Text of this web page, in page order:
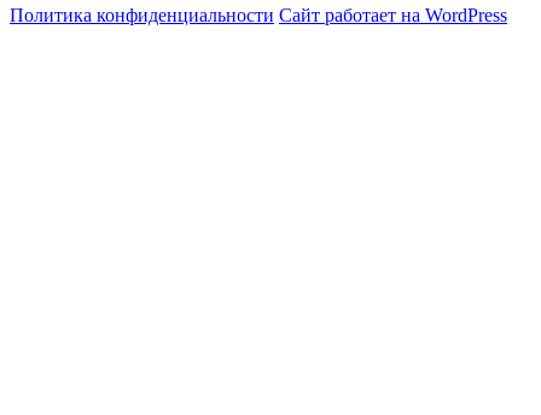
Политика конфиденциальности Сайт работает на WordPress